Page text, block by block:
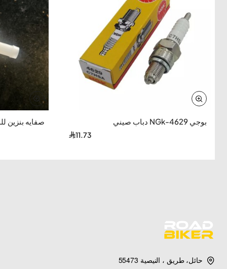
بوجي NGk-4629 دباب صيني
11.73
-66%
صفايه بنزين
حائل، طريق ، النيصية 55473